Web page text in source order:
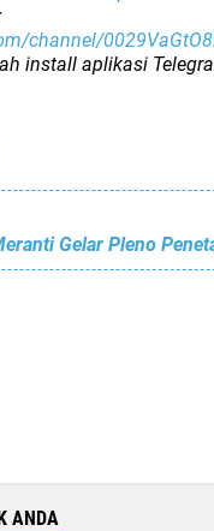
channel/
install aplikasi
ANDA